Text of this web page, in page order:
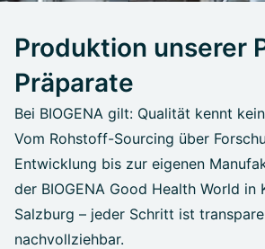
Produktion unserer
Präparate
Bei BIOGENA gilt: Qualität kennt
Vom Rohstoff-Sourcing über
Entwicklung bis zur eigenen
der BIOGENA Good Health World in
Salzburg – jeder Schritt ist
nachvollziehbar.